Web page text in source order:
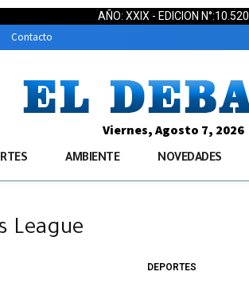
AÑO: XXIX - EDICION N°:10.520
Contacto
Viernes, Agosto 7, 2026
AMBIENTE NOVEDADES
League
DEPORTES